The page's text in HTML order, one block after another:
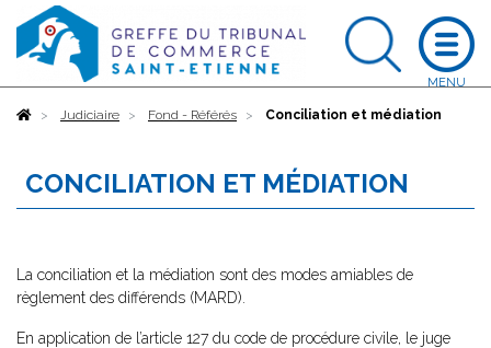
AccueilJudiciaire Fond - Référés Conciliation et médiation
CONCILIATION ET MÉDIATION
La conciliation et la médiation sont des modes amiables de
règlement des différends (MARD).
En application de l’article 127 du code de procédure civile, le juge